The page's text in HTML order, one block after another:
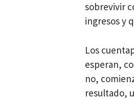
sobrevivir
ingresos y
Los
esperan,
no,
resultado,